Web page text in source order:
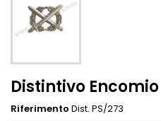
Distintivo
Riferimento Dist. PS/273